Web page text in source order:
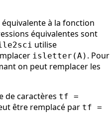
à la fonction
équivalentes sont
utilise
isletter(A) . Pour
on peut remplacer les
de caractères tf =
être remplacé par tf =